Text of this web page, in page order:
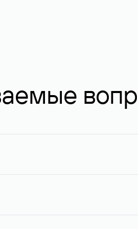
регистраторов. Для доменов,
Руцентру.